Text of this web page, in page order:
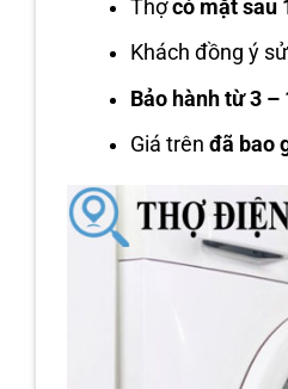
Thợcó mặt sau
Khách đồng ý
Bảo hành từ 3 –
Giá trênđã bao